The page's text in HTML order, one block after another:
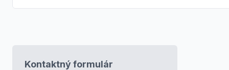
Kontaktný formulár